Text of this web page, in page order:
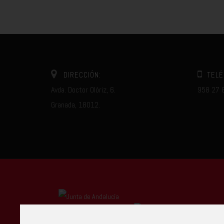
DIRECCIÓN:
Avda. Doctor Olóriz, 6.
Granada, 18012.
958 27